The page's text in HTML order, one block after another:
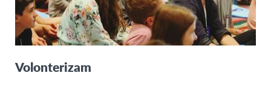
Volonterizam